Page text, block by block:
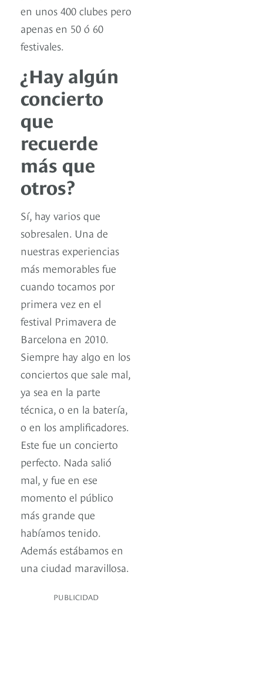
en unos 400 clubes pero
apenas en 50 ó 60
festivales.
¿Hay algún
concierto
que
recuerde
más que
otros?
Sí, hay varios que
sobresalen. Una de
nuestras experiencias
más memorables fue
cuando tocamos por
primera vez en el
festival Primavera de
Barcelona en 2010.
Siempre hay algo en los
conciertos que sale mal,
ya sea en la parte
técnica, o en la batería,
o en los amplificadores.
Este fue un concierto
perfecto. Nada salió
mal, y fue en ese
momento el público
más grande que
habíamos tenido.
Además estábamos en
una ciudad maravillosa.
PUBLICIDAD